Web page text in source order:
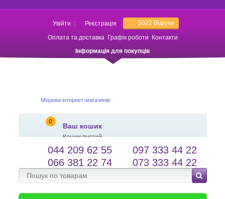
Увійти : Реєстрація 5022 Відгуки
Оплата та доставка Графік роботи
Контакти
Інформація для покупців
Мережа інтернет-магазинів
0
Ваш кошик
Кошик пустий
salessameto@gmail.com
Зворотній зв'язок
Мова сайту
044 209 62 55
097 333 44 22
066 381 22 74
073 333 44 22